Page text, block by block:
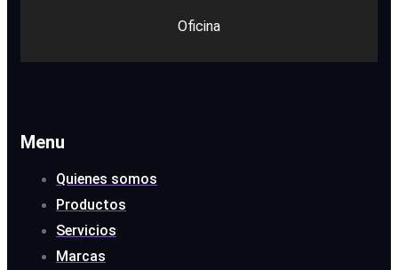
Oficina
Menu
Quienes somos
Productos
Servicios
Marcas